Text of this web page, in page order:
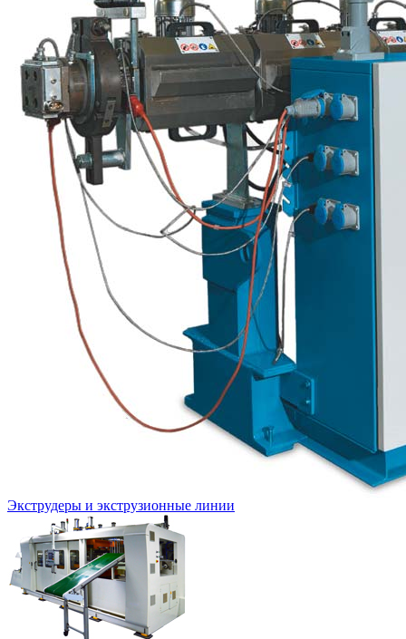
Экструдеры и экструзионные линии